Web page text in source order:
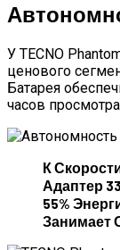
У TECNO
ценового
Батарея
часов
К
Адаптер
55%
Занимает